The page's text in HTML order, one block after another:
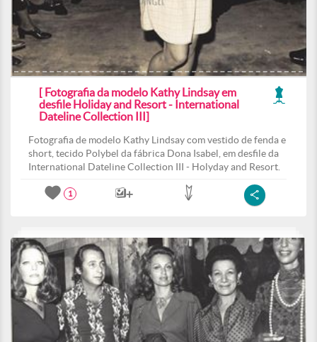
[ Fotografia da modelo Kathy Lindsay em
desfile Holiday and Resort - International
Dateline Collection III]
Fotografia de modelo Kathy Lindsay com vestido de fenda e
short, tecido Polybel da fábrica Dona Isabel, em desfile da
International Dateline Collection III - Holyday and Resort.
1